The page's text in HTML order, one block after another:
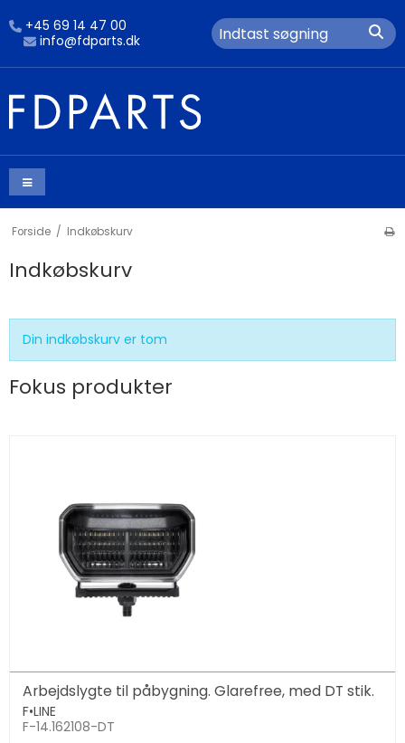
+45 69 14 47 00
info@fdparts.dk
Forside / Indkøbskurv
Indkøbskurv
Din indkøbskurv er tom
Fokus produkter
Arbejdslygte til påbygning. Glarefree, med DT stik.
F•LINE
F-14.162108-DT